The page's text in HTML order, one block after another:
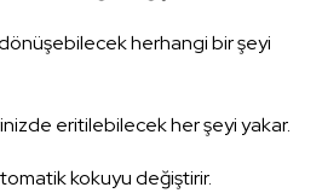
herhangi bir şeyi
eritilebilecek her şeyi yakar.
kokuyu değiştirir.